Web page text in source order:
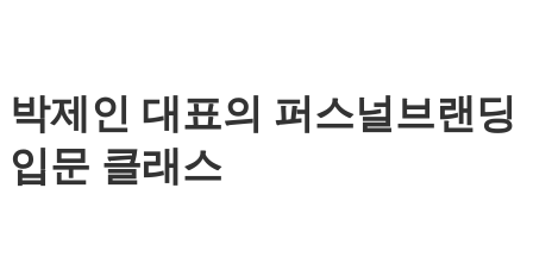
박제인 대표의 퍼스널브랜딩
입문 클래스